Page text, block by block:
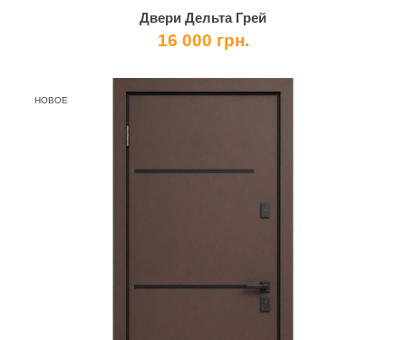
Двери Дельта Грей
16 000 грн.
НОВОЕ